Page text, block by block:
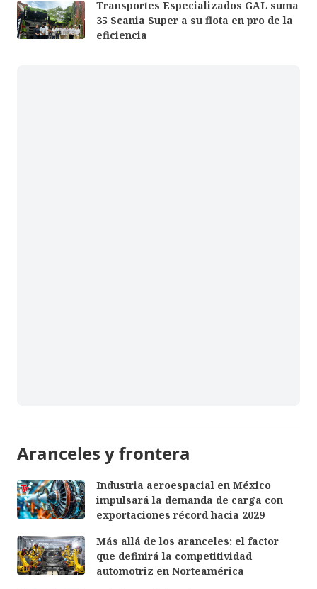
Transportes Especializados GAL suma
35 Scania Super a su flota en pro de la
eficiencia
Aranceles y frontera
Industria aeroespacial en México
impulsará la demanda de carga con
exportaciones récord hacia 2029
Más allá de los aranceles: el factor
que definirá la competitividad
automotriz en Norteamérica